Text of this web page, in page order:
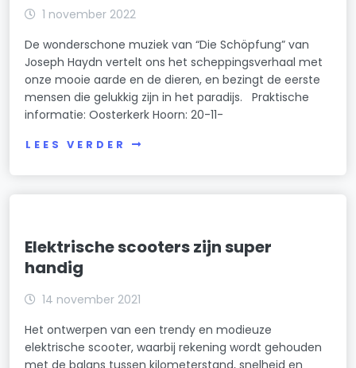
1 november 2022
De wonderschone muziek van “Die Schöpfung” van
Joseph Haydn vertelt ons het scheppingsverhaal met
onze mooie aarde en de dieren, en bezingt de eerste
mensen die gelukkig zijn in het paradijs. Praktische
informatie: Oosterkerk Hoorn: 20-11-
LEES VERDER
Elektrische scooters zijn super
handig
14 november 2021
Het ontwerpen van een trendy en modieuze
elektrische scooter, waarbij rekening wordt gehouden
met de balans tussen kilometerstand, snelheid en